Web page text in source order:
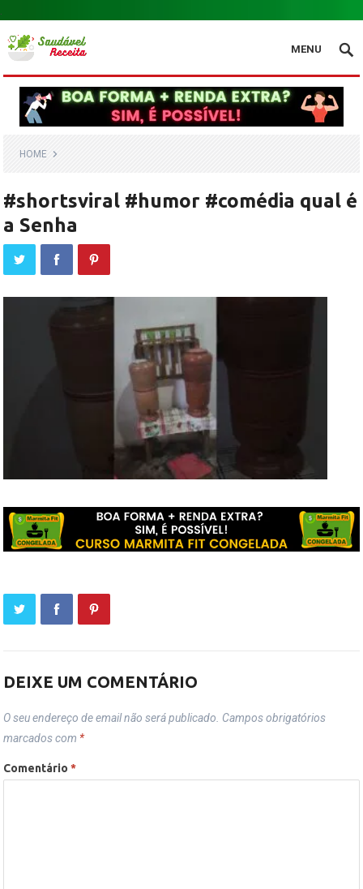
.
MENU
HOME
#shortsviral #humor #comédia qual é
a Senha
DEIXE UM COMENTÁRIO
O seu endereço de email não será publicado. Campos obrigatórios
marcados com *
Comentário*